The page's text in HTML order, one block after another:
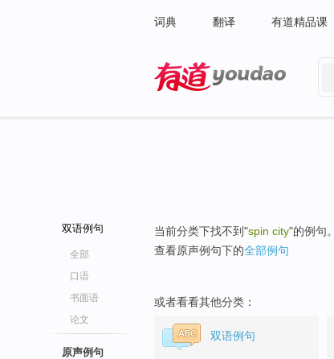
词典 翻译 有道精品课
双语例句
全部
口语
书面语
论文
原声例句
当前分类下找不到"spin city"的例句。
查看原声例句下的全部例句
或者看看其他分类：
双语例句